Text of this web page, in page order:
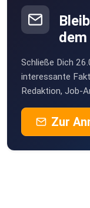
Schließe Dich
interessante
Redaktion, Job-
Zur